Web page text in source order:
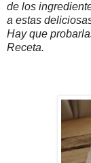
de los
a estas
Hay que
Receta.